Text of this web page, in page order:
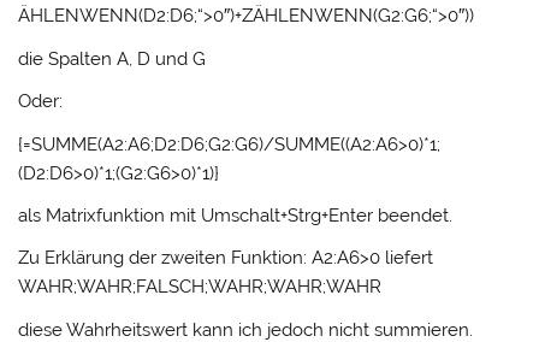
ÄHLENWENN(D2:D6;“>0″)+ZÄHLENWENN(G2:G6;“>0″))
die Spalten A, D und G
Oder:
{=SUMME(A2:A6;D2:D6;G2:G6)/SUMME((A2:A6>0)*1;
(D2:D6>0)*1;(G2:G6>0)*1)}
als Matrixfunktion mit Umschalt+Strg+Enter beendet.
Zu Erklärung der zweiten Funktion: A2:A6>0 liefert
WAHR;WAHR;FALSCH;WAHR;WAHR;WAHR
diese Wahrheitswert kann ich jedoch nicht summieren.